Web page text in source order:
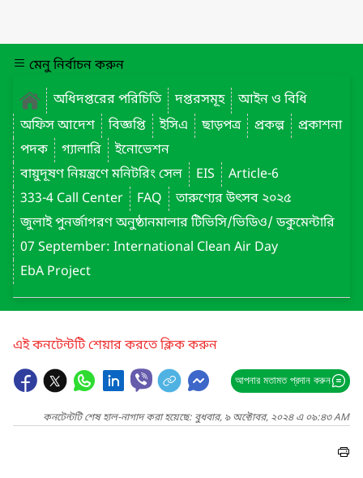
মেনু নির্বাচন করুন
অধিদপ্তরের পরিচিতি
দপ্তরসমূহ
আইন ও বিধি
অফিস আদেশ
বিজ্ঞপ্তি ইসিএ ছাড়পত্র প্রকল্প
প্রকাশনা
পদক
গ্যালারি
ইনোভেশন
বায়ুদূষণ নিয়ন্ত্রণে মনিটরিং সেল
EIS
Article-6
333-4 Call Center
FAQ
তারুণ্যের উৎসব ২০২৫
জুলাই পুনর্জাগরণ অনুষ্ঠানমালার টিভিসি/ভিডিও/ ডকুমেন্টারি
07 September: International Clean Air Day
EbA Project
এই কনটেন্টটি শেয়ার করতে ক্লিক করুন
আপনার মতামত প্রদান করুন
কনটেন্টটি শেষ হাল-নাগাদ করা হয়েছে: বুধবার, ৯ অক্টোবর, ২০২৪ এ ০৯:৪৩ AM